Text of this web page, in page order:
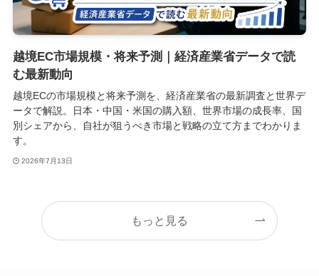
越境EC市場規模・将来予測｜経済産業省データで読
む最新動向
越境ECの市場規模と将来予測を、経済産業省の最新調査と世界デ
ータで解説。日本・中国・米国の購入額、世界市場の成長率、国
別シェアから、自社が狙うべき市場と戦略の立て方までわかりま
す。
2026年7月13日
もっと見る